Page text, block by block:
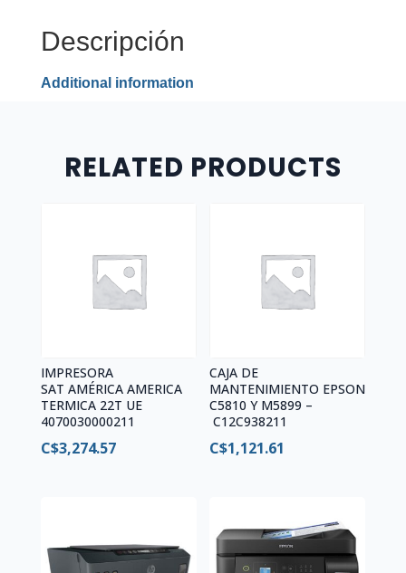
quantity
Descripción
Additional information
RELATED PRODUCTS
IMPRESORA
SAT AMÉRICA AMERICA
TERMICA 22T UE
4070030000211
C$3,274.57
CAJA DE
MANTENIMIENTO EPSON
C5810 Y M5899 –
C12C938211
C$1,121.61